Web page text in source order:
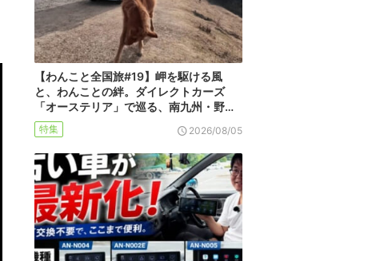
【わんこと全国旅#19】岬を駆ける風
と、わんことの絆。ダイレクトカーズ
「オーステリア」で巡る、南九州・野…
特集 2026/08/05